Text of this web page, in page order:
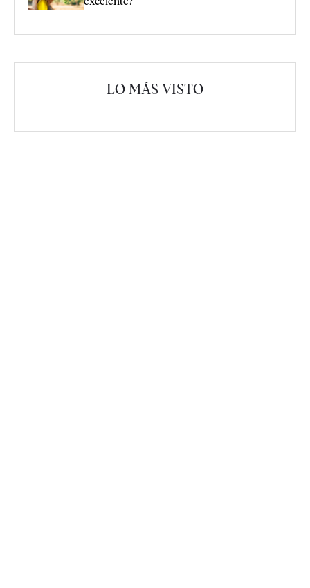
LO MÁS VISTO